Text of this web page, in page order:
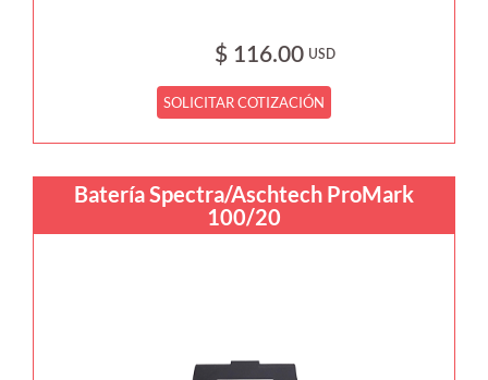
$ 116.00 USD
SOLICITAR COTIZACIÓN
Batería Spectra/Aschtech ProMark
100/20